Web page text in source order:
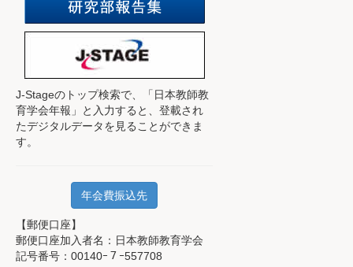
J-Stageのトップ検索で、
「日本教師教
育学会年報」と入力すると、登載され
たデジタルデータを見ることができま
す。
年会費振込先
【郵便口座】
郵便口座加入者名：日本教師教育学会
記号番号：00140ｰ７ｰ557708